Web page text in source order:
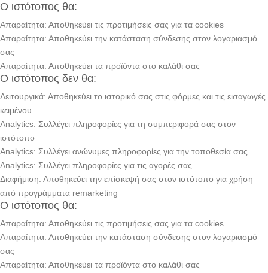
Ο ιστότοπος θα:
Απαραίτητα: Αποθηκεύει τις προτιμήσεις σας για τα cookies
Απαραίτητα: Αποθηκεύει την κατάσταση σύνδεσης στον λογαριασμό
σας
Απαραίτητα: Αποθηκεύει τα προϊόντα στο καλάθι σας
Ο ιστότοπος δεν θα:
Λειτουργικά: Αποθηκεύει το ιστορικό σας στις φόρμες και τις εισαγωγές
κειμένου
Analytics: Συλλέγει πληροφορίες για τη συμπεριφορά σας στον
ιστότοπο
Analytics: Συλλέγει ανώνυμες πληροφορίες για την τοποθεσία σας
Analytics: Συλλέγει πληροφορίες για τις αγορές σας
Διαφήμιση: Αποθηκεύει την επίσκεψή σας στον ιστότοπο για χρήση
από προγράμματα remarketing
Ο ιστότοπος θα:
Απαραίτητα: Αποθηκεύει τις προτιμήσεις σας για τα cookies
Απαραίτητα: Αποθηκεύει την κατάσταση σύνδεσης στον λογαριασμό
σας
Απαραίτητα: Αποθηκεύει τα προϊόντα στο καλάθι σας